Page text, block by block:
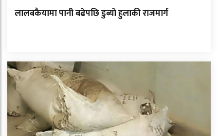
लालबकैयामा पानी बढेपछि डुब्यो हुलाकी राजमार्ग